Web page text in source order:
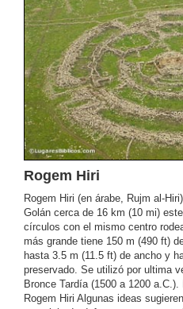
Rogem Hiri
Rogem Hiri (en árabe, Rujm al-
Golán cerca de 16 km (10 mi)
círculos con el mismo centro
más grande tiene 150 m (490 ft)
hasta 3.5 m (11.5 ft) de ancho y
preservado. Se utilizó por ultima
Bronce Tardía (1500 a 1200
Rogem Hiri Algunas ideas